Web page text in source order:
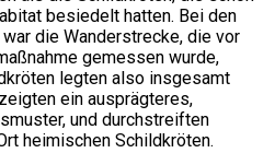
besiedelt hatten. Bei den
die Wanderstrecke, die vor
gemessen wurde,
legten also insgesamt
ein ausprägteres,
und durchstreiften
heimischen Schildkröten.